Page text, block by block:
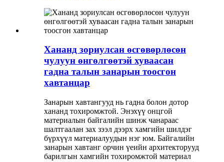
Хананд зориулсан өсгөвөрлөсөн
чулуун өнгөлгөөтэй хуваасан
гадна талын занарын тоосгон
хавтанцар
Занарын хавтангууд нь гадна болон дотор
хананд тохиромжтой. Энэхүү онцгой
материалын байгалийн шинж чанараас
шалтгаалан зах зээл дээрх хамгийн шилдэг
бүрхүүл материалуудын нэг юм. Байгалийн
занарын хавтанг орчин үеийн архитекторууд
барилгын хамгийн тохиромжтой материал